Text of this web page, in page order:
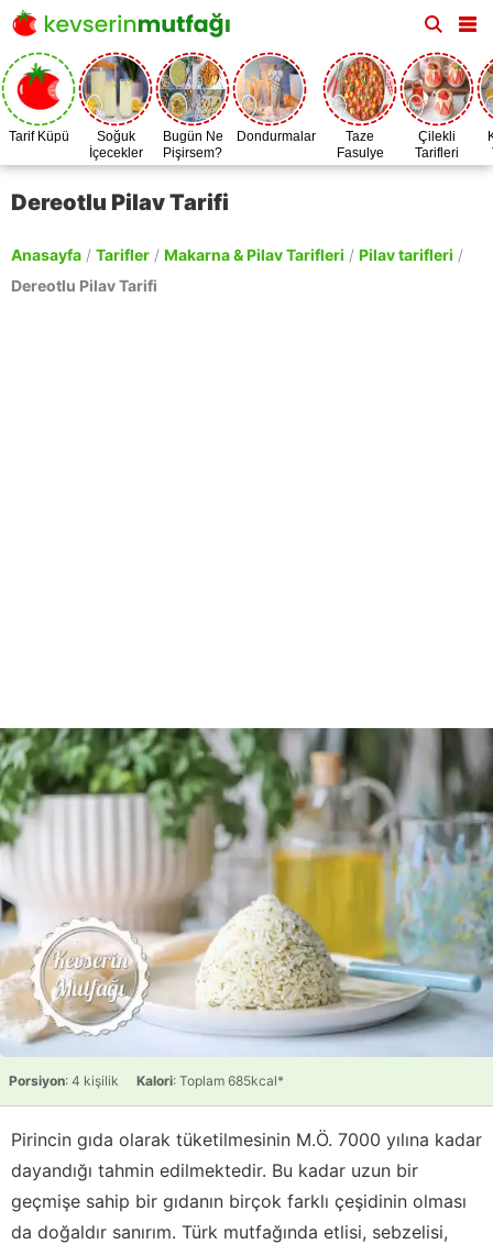
Tarif Küpü
Soğuk
İçecekler
Bugün Ne
Pişirsem?
Dondurmalar
Taze
Fasulye
Zamanı
Çilekli
Tarifleri
Dereotlu Pilav Tarifi
Anasayfa / Tarifler / Makarna & Pilav Tarifleri / Pilav tarifleri /
Dereotlu Pilav Tarifi
Porsiyon: 4 kişilik Kalori: Toplam 685kcal*
Pirincin gıda olarak tüketilmesinin M.Ö. 7000 yılına kadar
dayandığı tahmin edilmektedir. Bu kadar uzun bir
geçmişe sahip bir gıdanın birçok farklı çeşidinin olması
da doğaldır sanırım. Türk mutfağında etlisi, sebzelisi,